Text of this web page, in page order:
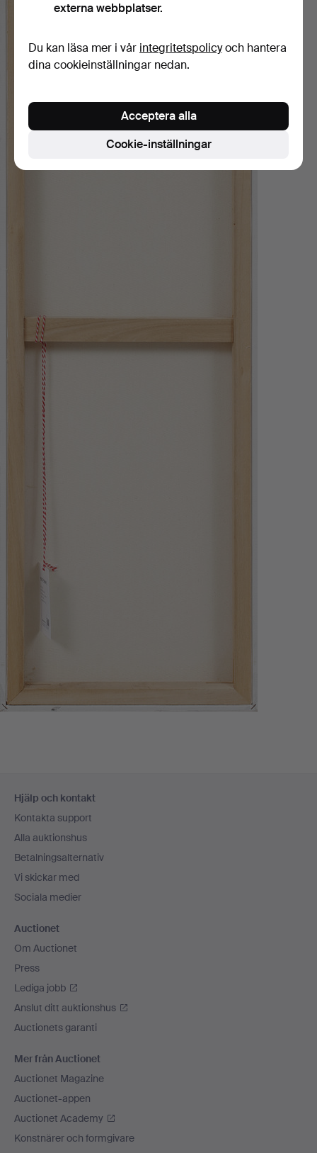
Hjälp och kontakt
Kontakta support
Alla auktionshus
Betalningsalternativ
Vi skickar med
Sociala medier
Auctionet
Om Auctionet
Press
Lediga jobb
Anslut ditt auktionshus
Auctionets garanti
Mer från Auctionet
Auctionet Magazine
Auctionet-appen
Auctionet Academy
Konstnärer och formgivare
externa webbplatser.
Du kan läsa mer i vår integritetspolicyoch hantera
dina cookieinställningar nedan.
Cookie-inställningar
Acceptera alla